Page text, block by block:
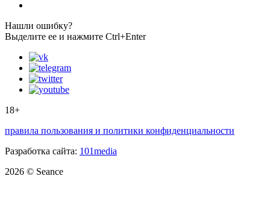
Нашли ошибку?
Выделите ее и нажмите Ctrl+Enter
18+
правила пользования и политики конфиденциальности
Разработка сайта: 101media
2026 © Seance